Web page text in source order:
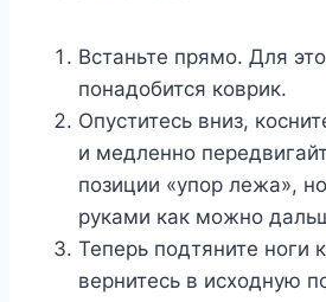
Встаньте прямо. Для
понадобится коврик.
Опуститесь вниз,
и медленно
позиции «упор лежа»,
руками как можно
Теперь подтяните ноги
вернитесь в исходную